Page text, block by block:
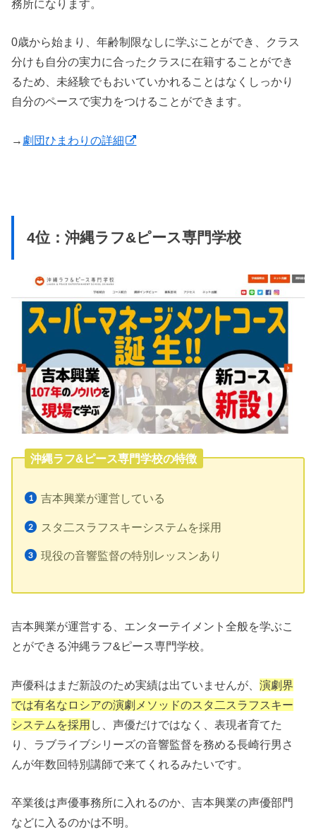
務所になります。
0歳から始まり、年齢制限なしに学ぶことができ、クラス
分けも自分の実力に合ったクラスに在籍することができ
るため、未経験でもおいていかれることはなくしっかり
自分のペースで実力をつけることができます。
→ 劇団ひまわりの詳細
4位：沖縄ラフ&ピース専門学校
沖縄ラフ&ピース専門学校の特徴
吉本興業が運営している
スタ二スラフスキーシステムを採用
現役の音響監督の特別レッスンあり
吉本興業が運営する、エンターテイメント全般を学ぶこ
とができる沖縄ラフ&ピース専門学校。
声優科はまだ新設のため実績は出ていませんが、演劇界
では有名なロシアの演劇メソッドのスタ二スラフスキー
システムを採用 し、声優だけではなく、表現者育てた
り、ラブライブシリーズの音響監督を務める長崎行男さ
んが年数回特別講師で来てくれるみたいです。
卒業後は声優事務所に入れるのか、吉本興業の声優部門
などに入るのかは不明。